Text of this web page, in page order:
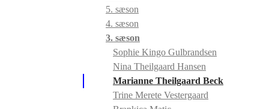
5. sæson
4. sæson
3. sæson
Sophie Kingo Gulbrandsen
Nina Theilgaard Hansen
Marianne Theilgaard Beck
Trine Merete Vestergaard